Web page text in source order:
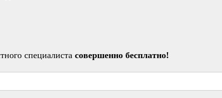
специалиста совершенно бесплатно!